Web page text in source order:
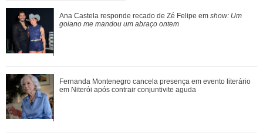
Ana Castela responde recado de Zé Felipe em show: Um
goiano me mandou um abraço ontem
Morre pai de Lionel Messi aos 68 anos de idade
Ana Castela responde recado de Zé Felipe em show: Um
goiano me mandou um abraço ontem
Fernanda Montenegro cancela presença em evento literário
em Niterói após contrair conjuntivite aguda